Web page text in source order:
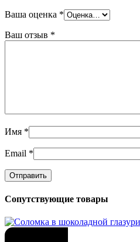
Ваша оценка *
Ваш отзыв *
Имя *
Email *
Сопутствующие товары